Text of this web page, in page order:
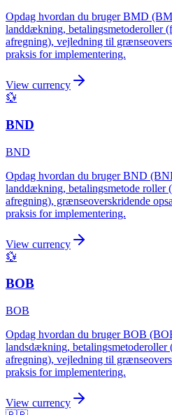
Opdag hvordan du bruger BMD
landdækning, betalingsmetoderoller
afregning), vejledning til
praksis for implementering.
View currency
💱
BND
BND
Opdag hvordan du bruger BND
landdækning, betalingsmetode roller
afregning), grænseoverskridende
praksis for implementering.
View currency
💱
BOB
BOB
Opdag hvordan du bruger BOB
landsdækning, betalingsmetoderoller
afregning), vejledning til
praksis for implementering.
View currency